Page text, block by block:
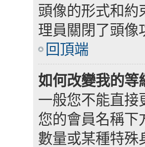
頭像的形式和約
理員關閉了頭像
回頂端
如何改變我的等
一般您不能直接
您的會員名稱下
數量或某種特殊